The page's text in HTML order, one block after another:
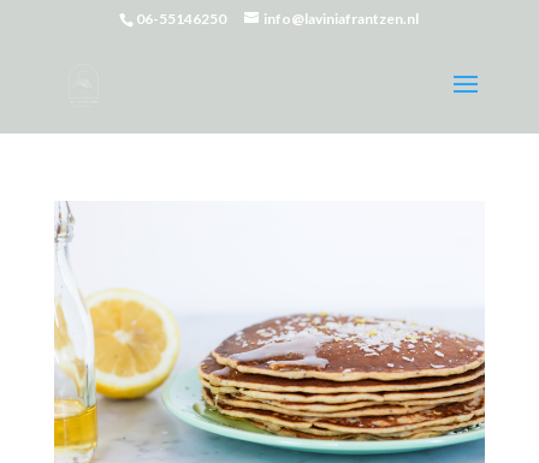
06-55146250 info@laviniafrantzen.nl